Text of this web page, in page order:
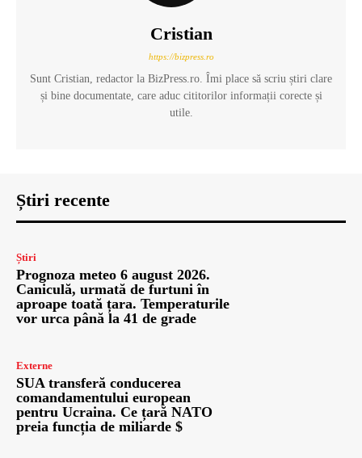
Cristian
https://bizpress.ro
Sunt Cristian, redactor la BizPress.ro. Îmi place să scriu știri clare
și bine documentate, care aduc cititorilor informații corecte și
utile.
Știri recente
Știri
Prognoza meteo 6 august 2026.
Caniculă, urmată de furtuni în
aproape toată țara. Temperaturile
vor urca până la 41 de grade
Externe
SUA transferă conducerea
comandamentului european
pentru Ucraina. Ce țară NATO
preia funcția de miliarde $